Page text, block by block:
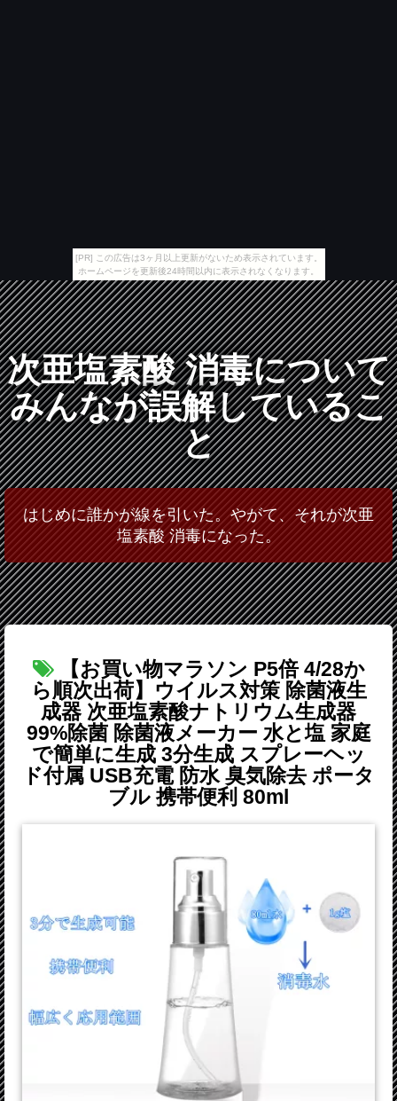
[PR] この広告は3ヶ月以上更新がないため表示されています。
ホームページを更新後24時間以内に表示されなくなります。
次亜塩素酸 消毒について
みんなが誤解しているこ
と
はじめに誰かが線を引いた。やがて、それが次亜
塩素酸 消毒になった。
【お買い物マラソン P5倍 4/28か
ら順次出荷】ウイルス対策 除菌液生
成器 次亜塩素酸ナトリウム生成器
99%除菌 除菌液メーカー 水と塩 家庭
で簡単に生成 3分生成 スプレーヘッ
ド付属 USB充電 防水 臭気除去 ポータ
ブル 携帯便利 80ml